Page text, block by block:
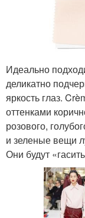
Идеально
деликатно
яркость глаз.
оттенками
розового,
и зеленые вещи
Они будут